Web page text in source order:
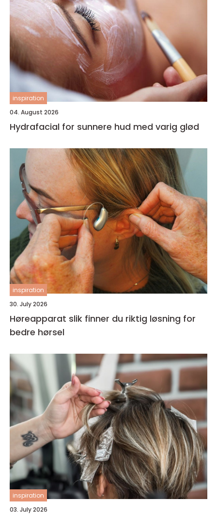
inspiration
04. August 2026
Hydrafacial for sunnere hud med varig glød
inspiration
30. July 2026
Høreapparat slik finner du riktig løsning for
bedre hørsel
inspiration
03. July 2026